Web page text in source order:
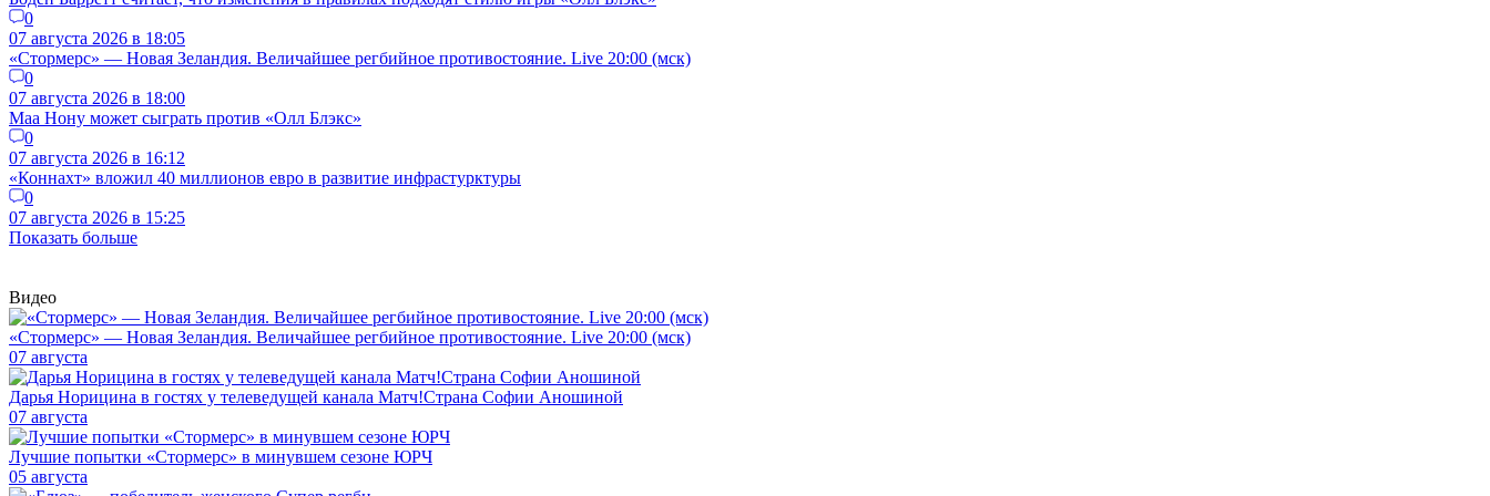
0
07 августа 2026 в 18:05
«Стормерс» — Новая Зеландия. Величайшее регбийное противостояние. Live 20:00 (мск)
0
07 августа 2026 в 18:00
Маа Нону может сыграть против «Олл Блэкс»
0
07 августа 2026 в 16:12
«Коннахт» вложил 40 миллионов евро в развитие инфрастурктуры
0
07 августа 2026 в 15:25
Показать больше
Видео
«Стормерс» — Новая Зеландия. Величайшее регбийное противостояние. Live 20:00 (мск)
07 августа
Дарья Норицина в гостях у телеведущей канала Матч!Страна Софии Аношиной
07 августа
Лучшие попытки «Стормерс» в минувшем сезоне ЮРЧ
05 августа